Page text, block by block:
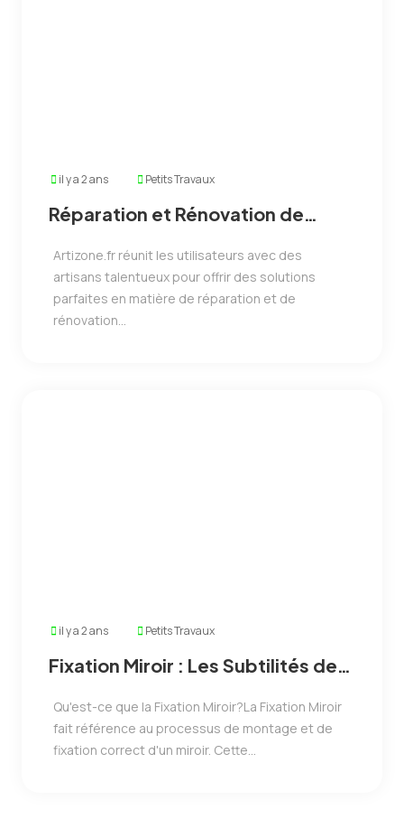
il y a 2 ans Petits Travaux
Réparation et Rénovation de
Artizone.fr réunit les utilisateurs avec des
artisans talentueux pour offrir des solutions
parfaites en matière de réparation et de
rénovation...
il y a 2 ans Petits Travaux
Fixation Miroir : Les Subtilités de
Professionnel
Qu'est-ce que la Fixation Miroir?La Fixation Miroir
fait référence au processus de montage et de
fixation correct d'un miroir. Cette...